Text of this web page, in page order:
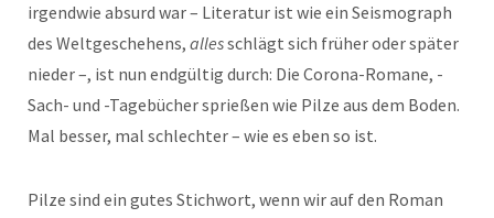
irgendwie absurd war – Literatur ist wie ein Seismograph
des Weltgeschehens, allesschlägt sich früher oder später
nieder –, ist nun endgültig durch: Die Corona-Romane, -
Sach- und -Tagebücher sprießen wie Pilze aus dem Boden.
Mal besser, mal schlechter – wie es eben so ist.
Pilze sind ein gutes Stichwort, wenn wir auf den Roman